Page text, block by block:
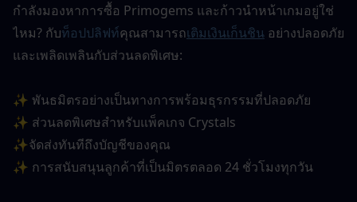
กำลังมองหาการซื้อ Primogems และก้าวนำหน้าเกมอยู่ใช่
ไหม? กับท็อปปลิฟท์คุณสามารถเติมเงินเก็นชิน อย่างปลอดภัย
และเพลิดเพลินกับส่วนลดพิเศษ:
✨ พันธมิตรอย่างเป็นทางการพร้อมธุรกรรมที่ปลอดภัย
✨ ส่วนลดพิเศษสำหรับแพ็คเกจ Crystals
✨จัดส่งทันทีถึงบัญชีของคุณ
✨ การสนับสนุนลูกค้าที่เป็นมิตรตลอด 24 ชั่วโมงทุกวัน